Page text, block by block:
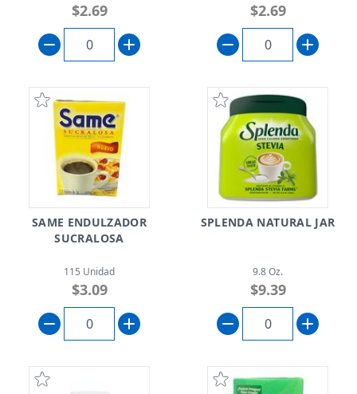
$2.69 $2.69
SAME ENDULZADOR
SUCRALOSA
115 Unidad
$3.09
SPLENDA NATURAL JAR
9.8 Oz.
$9.39